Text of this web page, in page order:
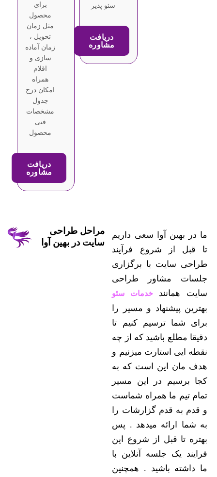
سئو پذیر
دریافت
مشاوره
برای
محصول
مثل زمان
تحویل ،
زمان آماده
سازی و
اقلام
همراه
امکان درج
جدول
مشخصات
فنی
محصول
دریافت
مشاوره
مراحل طراحی
سایت در بهین آوا
ما در بهین آوا سعی داریم
تا قبل از شروع فرآیند
طراحی سایت با برگزاری
جلسات مشاور طراحی
سایت همانندخدمات سئو
بهترین پیشنهاد و مسیر را
برای شما ترسیم کنیم تا
دقیقا مطلع باشید که از چه
نقطه ایی استارت میزنیم و
هدف مان این است که به
کجا برسیم در این مسیر
تمام تیم ما همراه شماست
و قدم به قدم گزارشات را
به شما ارائه میدهد . پس
بهتره تا قبل از شروع این
فرایند یک جلسه آنلاین با
ما داشته باشید . همچنین